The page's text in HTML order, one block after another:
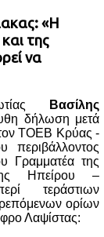
«Η
της
να
Βασίλης
δήλωση μετά
ΤΟΕΒ Κρύας -
περιβάλλοντος
Γραμματέα της
Ηπείρου –
τεράστιων
ορίων
Λαψίστας: